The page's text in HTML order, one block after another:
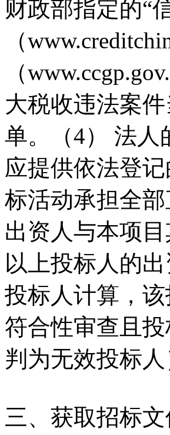
财政部指定的“
（
（
大税收违法案
单。（4） 法人
应提供依法登
标活动承担全
出资人与本项
以上投标人的
投标人计算，
符合性审查且
判为无效投标人
三、获取招标